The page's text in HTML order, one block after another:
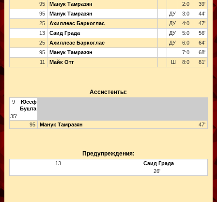
95
Манук Тамразян 2:0
39'
95
Манук Тамразян ДУ 3:0
44'
25
Ахиллеас Баркоглас ДУ 4:0
47'
13
Саид Града ДУ 5:0
56'
25
Ахиллеас Баркоглас ДУ 6:0
64'
95
Манук Тамразян 7:0
68'
11
Майк Отт Ш 8:0 81'
Ассистенты:
9
Юсеф
Бушта
35'
95
Манук Тамразян 47'
Предупреждения:
13
Саид Града
26'